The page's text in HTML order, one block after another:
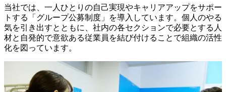
当社では、一人ひとりの自己実現やキャリアアップをサポー
トする「グループ公募制度」を導入しています。個人のやる
気を引き出すとともに、社内の各セクションで必要とする人
材と自発的で意欲ある従業員を結び付けることで組織の活性
化を図っています。